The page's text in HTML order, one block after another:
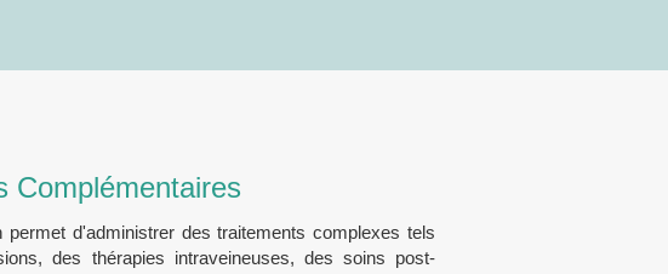
Complémentaires
permet d'administrer des traitements complexes tels
des thérapies intraveineuses, des soins post-